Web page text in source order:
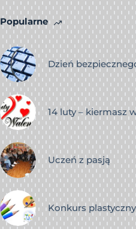
Popularne
Dzień
14 luty – kiermasz
Uczeń z pasją
Konkurs plastyczny